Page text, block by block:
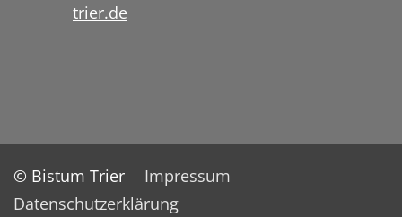
trier.de
© Bistum Trier
Impressum
Datenschutzerklärung